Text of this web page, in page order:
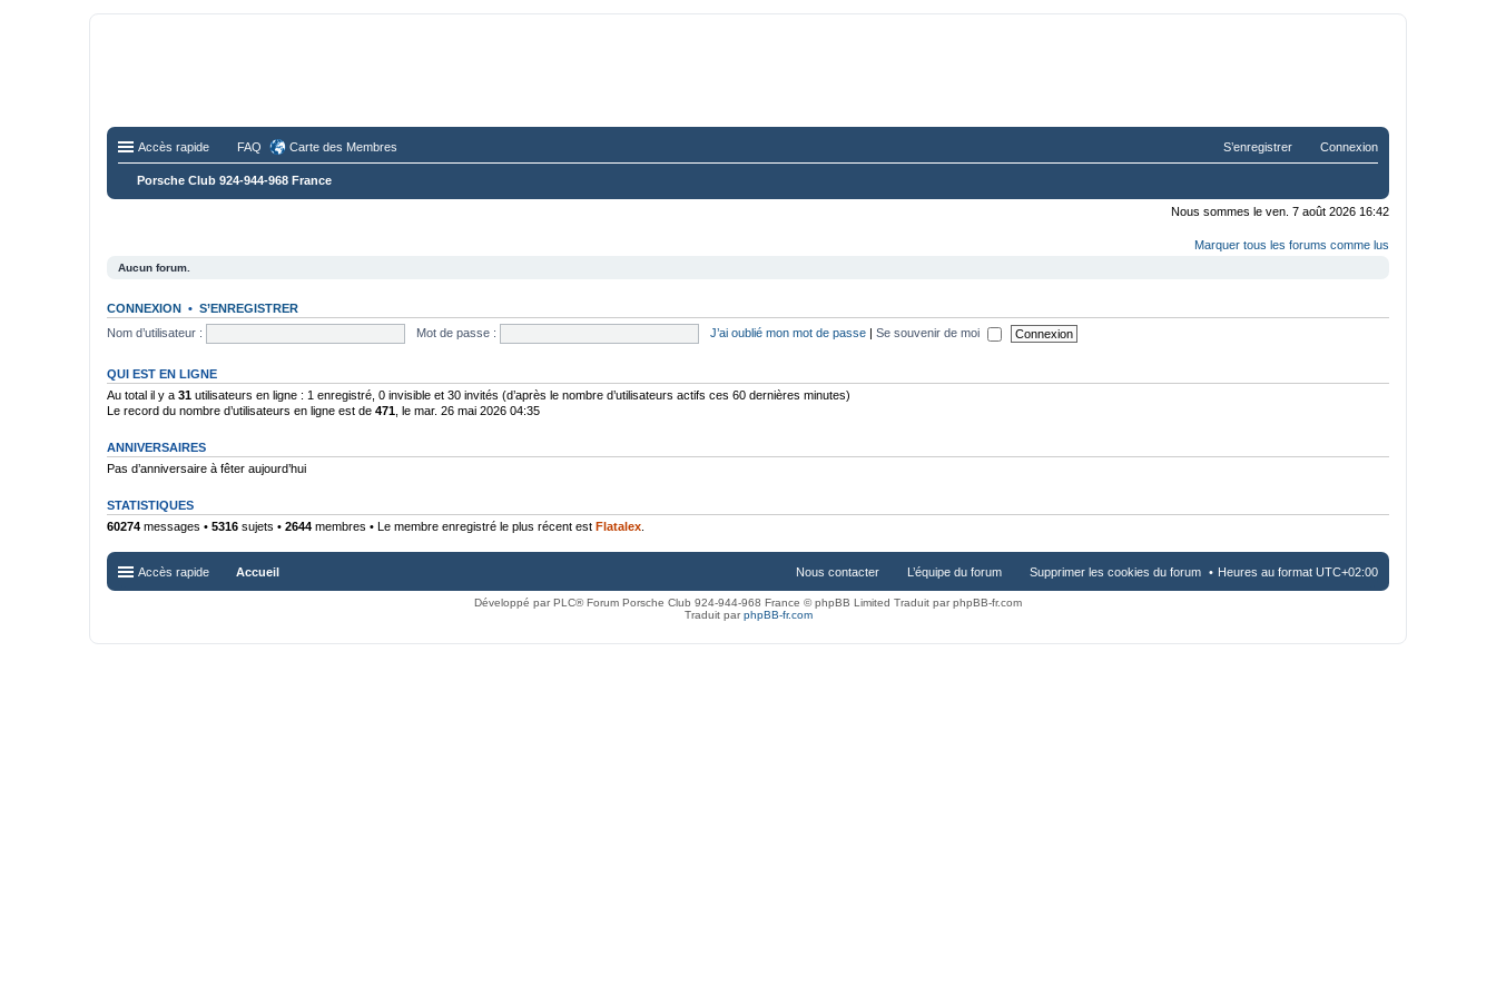
Accès rapide FAQ Carte des Membres Connexion
S’enregistrer
Porsche Club 924-944-968 France
Nous sommes le ven. 7 août 2026 16:42
Marquer tous les forums comme lus
Aucun forum.
CONNEXION • S’ENREGISTRER
Nom d’utilisateur :
Mot de passe : J’ai oublié mon mot de passe | Se souvenir de moi
QUI EST EN LIGNE
Au total il y a 31 utilisateurs en ligne : 1 enregistré, 0 invisible et 30 invités (d’après le nombre d’utilisateurs actifs ces 60 dernières minutes)
Le record du nombre d’utilisateurs en ligne est de 471 , le mar. 26 mai 2026 04:35
ANNIVERSAIRES
Pas d’anniversaire à fêter aujourd’hui
STATISTIQUES
60274 messages • 5316 sujets • 2644 membres • Le membre enregistré le plus récent est Flatalex
Accès rapide Accueil Heures au format UTC+02:00
Supprimer les cookies du forum
L’équipe du forum
Nous contacter
Développé par PLC® Forum Porsche Club 924-944-968 France © phpBB Limited Traduit par phpBB-fr.com
Traduit parphpBB-fr.com